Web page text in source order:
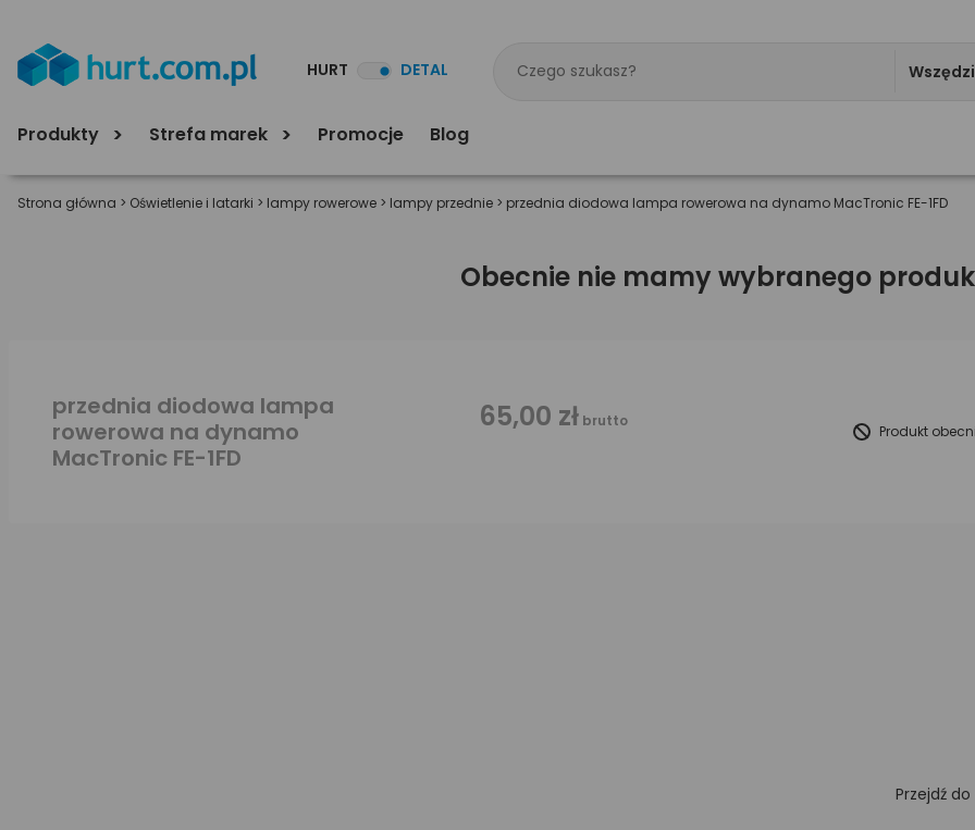
HURT DETAL
Produkty Strefa marek Promocje Blog
Strona główna > Oświetlenie i latarki > lampy rowerowe > lampy przednie > przednia diodowa lampa rowerowa na dynamo MacTronic FE-1FD
Obecnie nie mamy wybranego
przednia diodowa lampa
rowerowa na dynamo
MacTronic FE-1FD
65,00 zł brutto
Produkt
Przejdź do